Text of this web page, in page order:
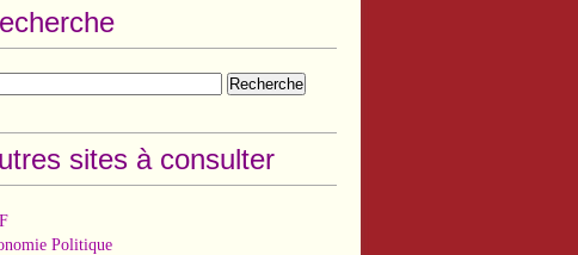
sites à consulter
Politique